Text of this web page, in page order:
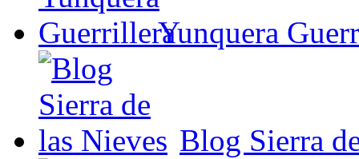
Yunquera
Blog Sierra